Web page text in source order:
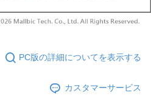
（以下当サービスという）はネットプ
サービスで必要な範囲内で利用されま
処理及び利用に関する声明』をご参照く
上で送料無料
PC版の詳細についてを表示する
カスタマーサービス